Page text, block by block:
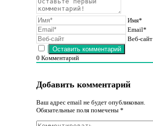
Имя*
Email*
Веб-сайт
0 Комментарий
Добавить комментарий
Ваш адрес email не будет опубликован.
Обязательные поля помечены *